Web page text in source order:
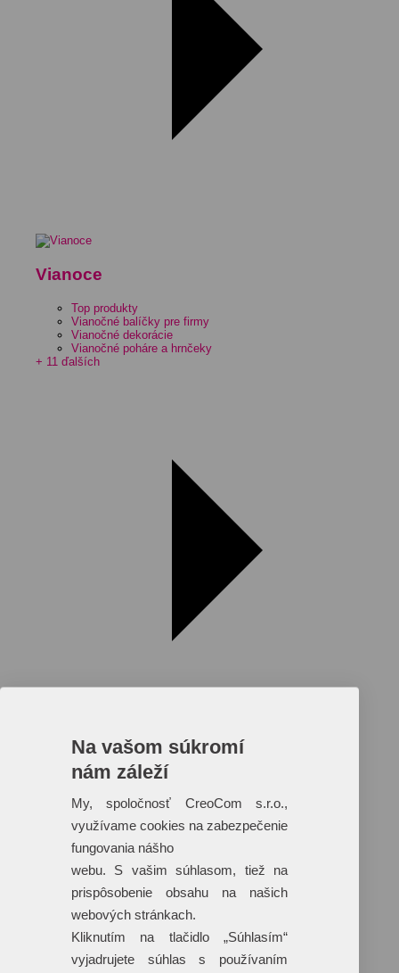
Vianoce
Top produkty
Vianočné balíčky pre firmy
Vianočné dekorácie
Vianočné poháre a hrnčeky
+ 11 ďalších
Reklamné predmety s plnofarebnou
potlačou
Dáždniky
Tašky
Hračky
Klobúky
Na vašom súkromí
nám záleží
My, spoločnosť CreoCom s.r.o.,
využívame cookies na zabezpečenie
fungovania nášho
webu. S vašim súhlasom, tiež na
prispôsobenie obsahu na našich
webových stránkach.
Kliknutím na tlačidlo „Súhlasím“
vyjadrujete súhlas s používaním